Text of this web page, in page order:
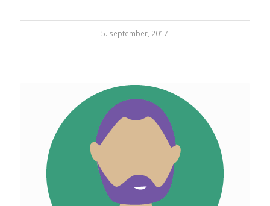
5. september, 2017